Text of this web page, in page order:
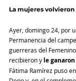
La mujeres volvieron
Ayer, domingo 24, por
Permanencia del
guerreras del
recibieron y le
Fátima Ramírez puso